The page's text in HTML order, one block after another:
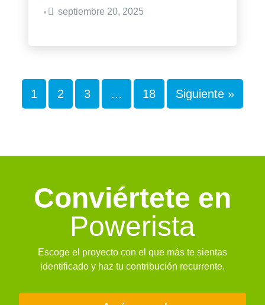
• septiembre 20, 2025
1 2 3 … 18 Siguiente »
Conviértete en
Powerista
Escoge el proyecto con el que más te sientas
identificado y haz tu contribución recurrente.